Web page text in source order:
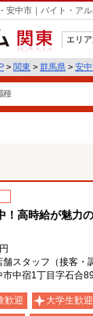
中市｜バイト・ア
関東
エリ
> 関東 > 群馬県 > 安
種
！高時給が魅力
スタッフ（接客・
市中宿1丁目字石合
歓迎 大学生歓迎